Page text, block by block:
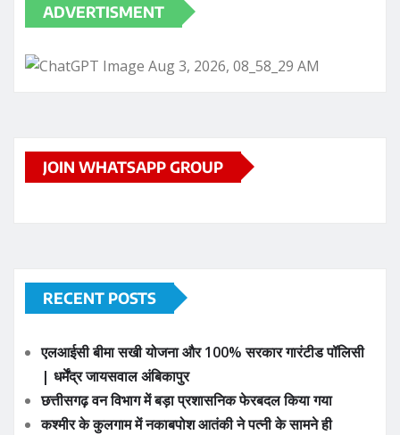
ADVERTISMENT
JOIN WHATSAPP GROUP
RECENT POSTS
एलआईसी बीमा सखी योजना और 100% सरकार गारंटीड पॉलिसी
| धर्मेंद्र जायसवाल अंबिकापुर
छत्तीसगढ़ वन विभाग में बड़ा प्रशासनिक फेरबदल किया गया
कश्मीर के कुलगाम में नकाबपोश आतंकी ने पत्नी के सामने ही